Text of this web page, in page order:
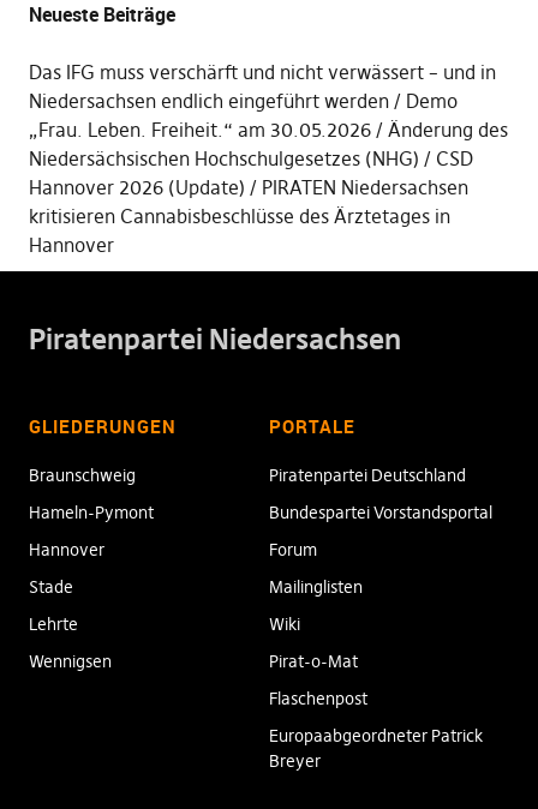
Neueste Beiträge
Das IFG muss verschärft und nicht verwässert – und in
Niedersachsen endlich eingeführt werden
Demo
„Frau. Leben. Freiheit.“ am 30.05.2026
Änderung des
Niedersächsischen Hochschulgesetzes (NHG)
CSD
Hannover 2026 (Update)
PIRATEN Niedersachsen
kritisieren Cannabisbeschlüsse des Ärztetages in
Hannover
Piratenpartei Niedersachsen
GLIEDERUNGEN
Braunschweig
Hameln-Pymont
Hannover
Stade
Lehrte
Wennigsen
PORTALE
Piratenpartei Deutschland
Bundespartei Vorstandsportal
Forum
Mailinglisten
Wiki
Pirat-o-Mat
Flaschenpost
Europaabgeordneter Patrick
Breyer